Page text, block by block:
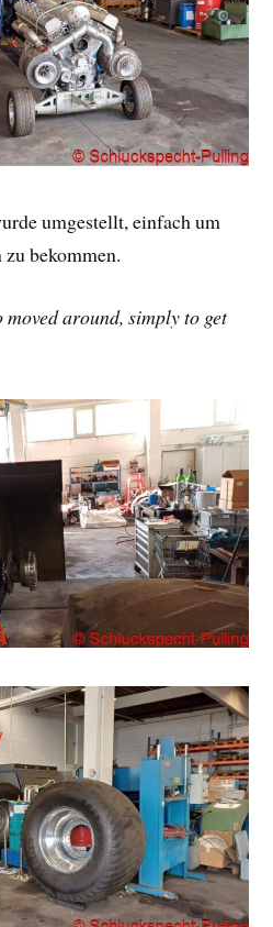
umgestellt, einfach um
bekommen.
around, simply to get